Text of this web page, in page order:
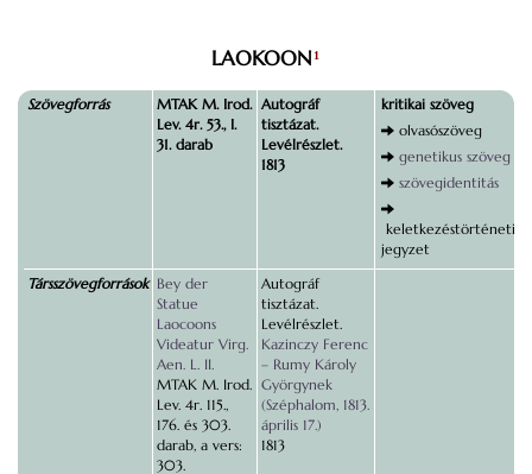
LAOKOON 1
Szövegforrás
MTAK M. Irod.
Lev. 4r. 53., I.
31. darab
Autográf
tisztázat.
Levélrészlet.
1813
kritikai szöveg
olvasószöveg
genetikus szöveg
szövegidentitás
keletkezéstörténeti
jegyzet
Társszövegforrások Bey der
Statue
Laocoons
Videatur Virg.
Aen. L. II.
MTAK M. Irod.
Lev. 4r. 115.,
176. és 303.
darab, a vers:
303.
Autográf
tisztázat.
Levélrészlet.
Kazinczy Ferenc
– Rumy Károly
Györgynek
(Széphalom, 1813.
április 17.)
1813